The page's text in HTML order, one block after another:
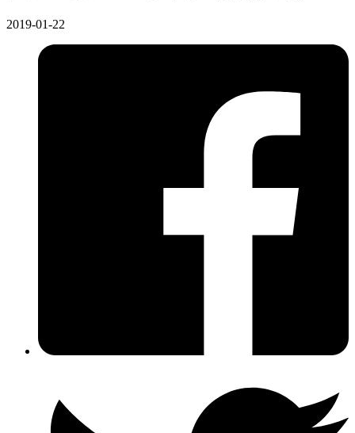
2019-01-22